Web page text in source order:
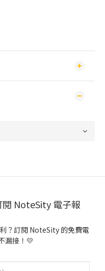
閱 NoteSity 電子報
？訂閱 NoteSity 的免費電
漏接！💛